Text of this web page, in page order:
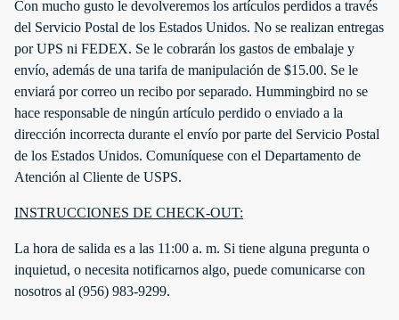
Con mucho gusto le devolveremos los artículos perdidos a través
del Servicio Postal de los Estados Unidos. No se realizan entregas
por UPS ni FEDEX. Se le cobrarán los gastos de embalaje y
envío, además de una tarifa de manipulación de $15.00. Se le
enviará por correo un recibo por separado. Hummingbird no se
hace responsable de ningún artículo perdido o enviado a la
dirección incorrecta durante el envío por parte del Servicio Postal
de los Estados Unidos. Comuníquese con el Departamento de
Atención al Cliente de USPS.
INSTRUCCIONES DE CHECK-OUT:
La hora de salida es a las 11:00 a. m. Si tiene alguna pregunta o
inquietud, o necesita notificarnos algo, puede comunicarse con
nosotros al (956) 983-9299.